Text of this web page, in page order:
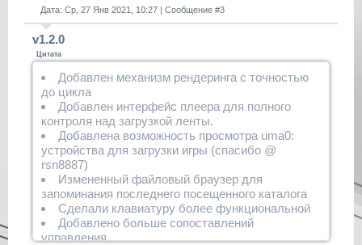
Дата: Ср, 27 Янв 2021, 10:27 | Сообщение #3
v1.2.0
Цитата
Добавлен механизм рендеринга с точностью
до цикла
Добавлен интерфейс плеера для полного
контроля над загрузкой ленты.
Добавлена возможность просмотра uma0:
устройства для загрузки игры (спасибо @
rsn8887)
Измененный файловый браузер для
запоминания последнего посещенного каталога
Сделали клавиатуру более функциональной
Добавлено больше сопоставлений
управления